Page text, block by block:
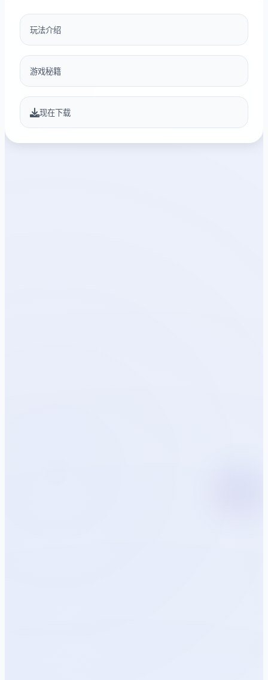
玩法介绍
游戏秘籍
现在下载